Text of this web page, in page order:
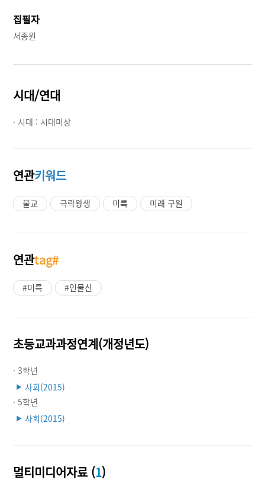
집필자
서종원
시대/연대
· 시대 : 시대미상
연관키워드
불교 극락왕생 미륵 미래 구원
연관tag#
#미륵 #인물신
초등교과과정연계(개정년도)
· 3학년
▶ 사회(2015)
· 5학년
▶ 사회(2015)
멀티미디어자료 (1)